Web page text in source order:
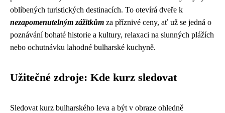
oblíbených turistických destinacích. To otevírá dveře k
nezapomenutelným zážitkům za příznivé ceny, ať už se jedná o
poznávání bohaté historie a kultury, relaxaci na slunných plážích
nebo ochutnávku lahodné bulharské kuchyně.
Užitečné zdroje: Kde kurz sledovat
Sledovat kurz bulharského leva a být v obraze ohledně